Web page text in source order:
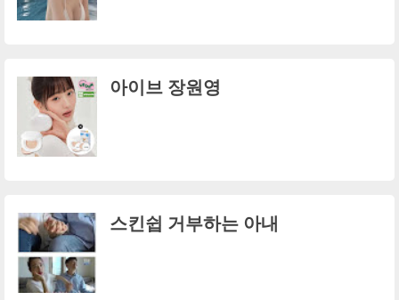
아이브 장원영
스킨쉽 거부하는 아내